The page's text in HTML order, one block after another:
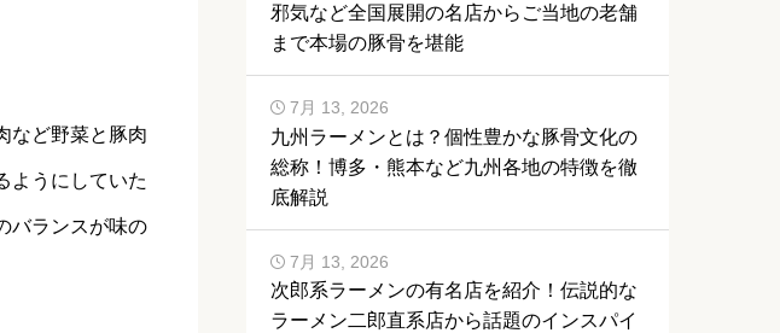
など野菜と豚肉
ようにしていた
バランスが味の
邪気など全国展開の名店からご当地の老舗
まで本場の豚骨を堪能
九州ラーメンとは？個性豊かな豚骨文化の
総称！博多・熊本など九州各地の特徴を徹
底解説
7月 13, 2026
次郎系ラーメンの有名店を紹介！伝説的な
ラーメン二郎直系店から話題のインスパイ
7月 13, 2026